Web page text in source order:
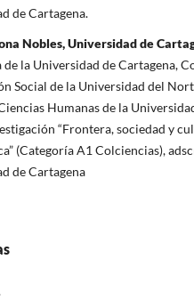
de Cartagena.
Nobles, Universidad de
la Universidad de Cartagena,
Social de la Universidad del
Humanas de la
“Frontera, sociedad y
(Categoría A1 Colciencias),
de Cartagena